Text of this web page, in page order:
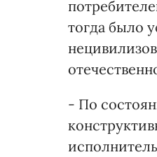
тогда было
- По